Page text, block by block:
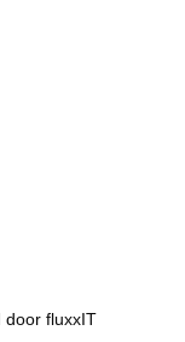
door fluxxIT